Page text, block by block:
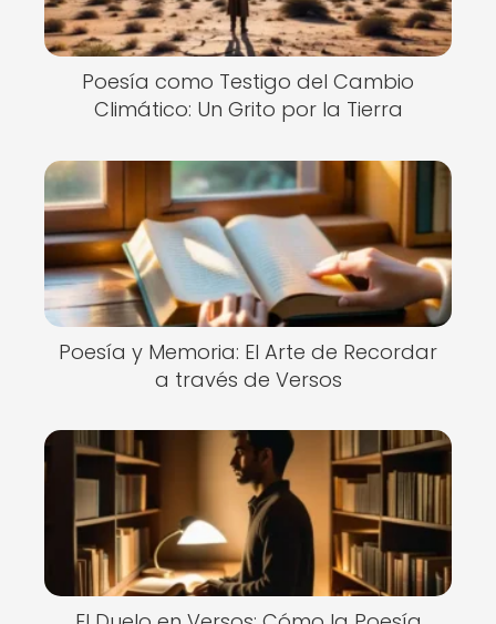
Poesía como Testigo del Cambio
Climático: Un Grito por la Tierra
Poesía y Memoria: El Arte de Recordar
a través de Versos